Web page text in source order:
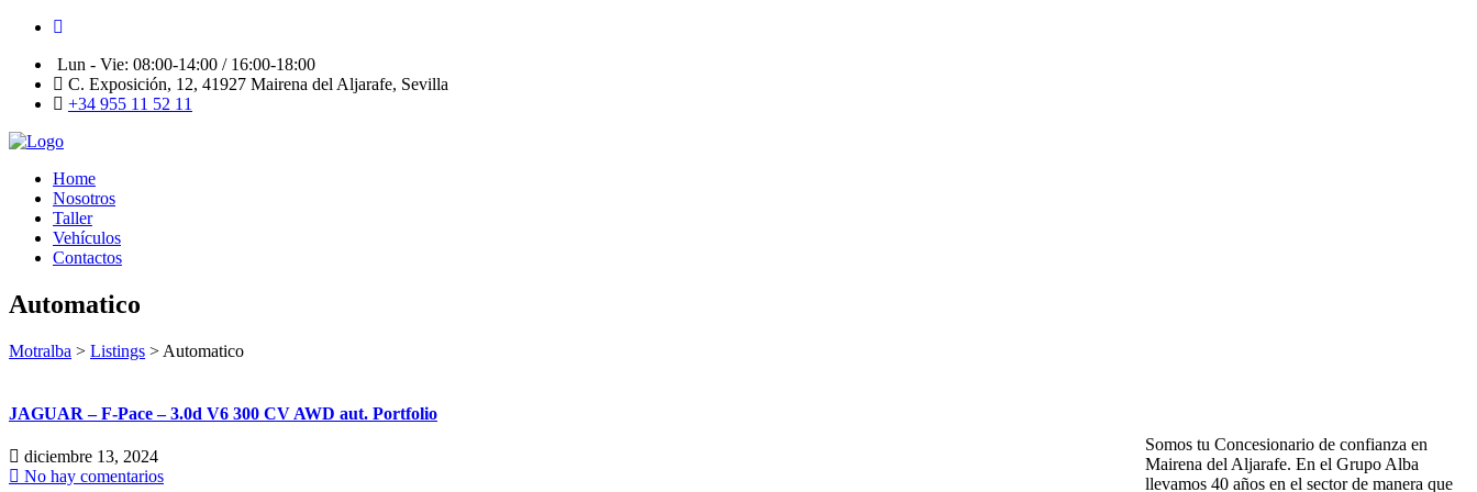
Lun - Vie: 08:00-14:00 / 16:00-18:00
C. Exposición, 12, 41927 Mairena del Aljarafe, Sevilla
+34 955 11 52 11
Home
Nosotros
Taller
Vehículos
Contactos
Automatico
Motralba > Listings > Automatico
JAGUAR – F-Pace – 3.0d V6 300 CV AWD aut. Portfolio
diciembre 13, 2024
No hay comentarios
Somos tu Concesionario de confianza en
Mairena del Aljarafe. En el Grupo Alba
llevamos 40 años en el sector de manera que